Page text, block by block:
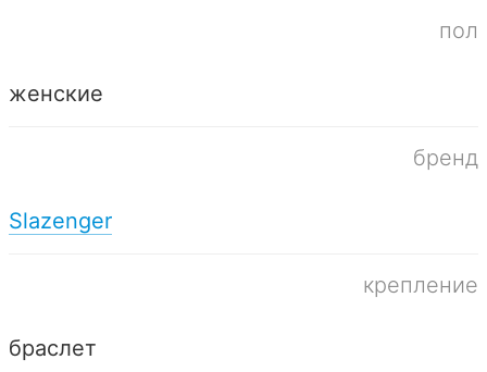
пол
женские
бренд
Slazenger
крепление
браслет